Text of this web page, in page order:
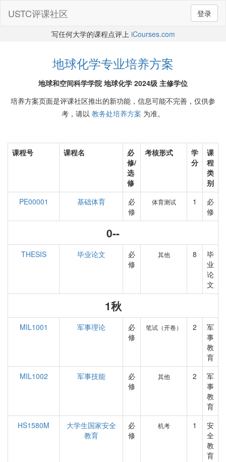
登录
USTC评课社区
写任何大学的课程点评上 iCourses.com
地球化学专业培养方案
地球和空间科学学院 地球化学 2024级 主修学位
培养方案页面是评课社区推出的新功能，信息可能不完善，仅供参
考，请以 教务处培养方案 为准。
课程号 课程名
必
修/
选
修
考核形式
学
分
课
程
类
别
PE00001
基础体育
必
修
体育测试 1
必
修
0--
THESIS 毕业论文
必
修
其他 8
毕
业
论
文
1秋
MIL1001 军事理论
必
修
笔试（开卷） 2
军
事
教
育
MIL1002
军事技能
必
修
其他 2
军
事
教
育
HS1580M
大学生国家安全
教育
必
修
机考 1
安
全
教
育